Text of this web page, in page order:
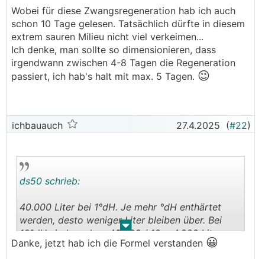
Wobei für diese Zwangsregeneration hab ich auch
schon 10 Tage gelesen. Tatsächlich dürfte in diesem
extrem sauren Milieu nicht viel verkeimen...
Ich denke, man sollte so dimensionieren, dass
irgendwann zwischen 4-8 Tagen die Regeneration
passiert, ich hab's halt mit max. 5 Tagen. 😉
ichbauauch 27.4.2025 (#22)
. .
ds50 schrieb:
40.000 Liter bei 1°dH. Je mehr °dH enthärtet
werden, desto weniger Liter bleiben über. Bei
10°dH sind es eben 40.000 / 10 = 4.000 Liter.
Danke, jetzt hab ich die Formel verstanden 😀